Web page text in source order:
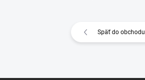
Späť do obchodu